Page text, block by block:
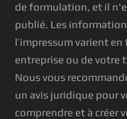
de formulation, et il
publié. Les
l’impressum varient
entreprise ou de votre
Nous vous
un avis juridique pour
comprendre et à créer